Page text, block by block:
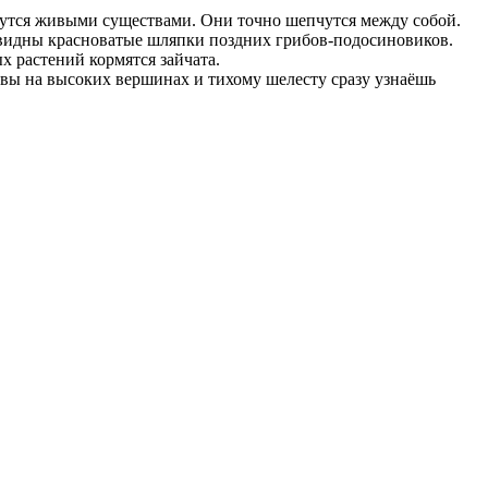
живыми существами. Они точно шепчутся между собой.
красноватые шляпки поздних грибов-подосиновиков.
кормятся зайчата.
на высоких вершинах и тихому шелесту сразу узнаёшь